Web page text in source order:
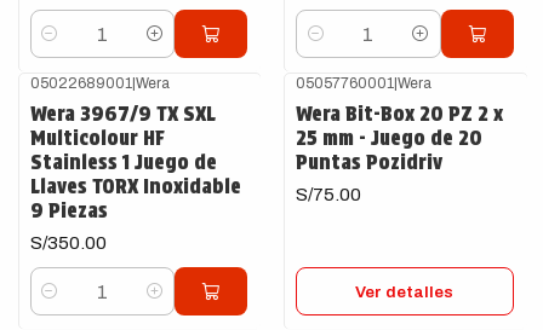
Cantidad Cantidad
05022689001 |Wera
Wera 3967/9 TX SXL
Multicolour HF
Stainless 1 Juego de
Llaves TORX Inoxidable
9 Piezas
S/350.00
Cantidad
05057760001 |Wera
Wera Bit-Box 20 PZ 2 x
25 mm - Juego de 20
Puntas Pozidriv
S/75.00
Ver detalles